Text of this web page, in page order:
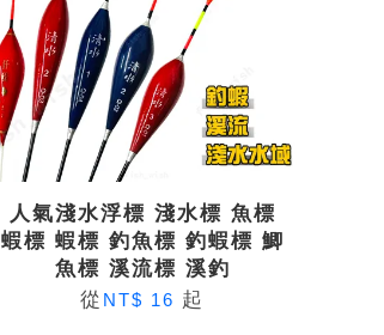
人氣淺水浮標 淺水標 魚標
蝦標 蝦標 釣魚標 釣蝦標 鯽
魚標 溪流標 溪釣
從 NT$ 16 起